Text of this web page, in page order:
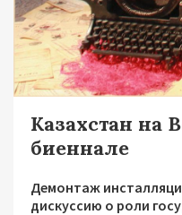
Казахстан на
биеннале
Демонтаж
дискуссию о роли